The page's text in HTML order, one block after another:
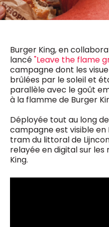
Burger King, en
lancé"Leave the flame
campagne dont les
brûlées par le soleil et
parallèle avec le goût
à la flamme de Burger
Déployée tout au long
campagne est visible en
tram du littoral de
relayée en digital sur les
King.
0498 88 64 89
f.bouchar@mm.be
Griet Byl
0475 97 12 57
g.byl@mm.be
Chief Editor
Damien Lemaire
0477 37 31 65
d.lemaire@mm.be
Daily
5 x week
1 x week
10 x year
10 x year
4 x year